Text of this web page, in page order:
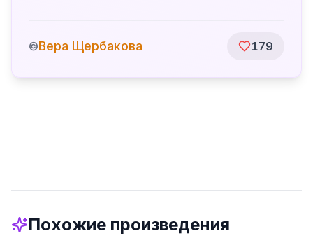
©Вера Щербакова 179
Похожие произведения